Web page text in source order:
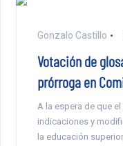
Gonzalo Castillo
Votación de
prórroga en
A la espera de que
indicaciones y
la educación